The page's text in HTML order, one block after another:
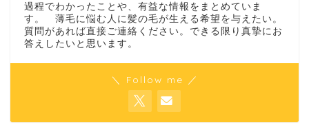
過程でわかったことや、有益な情報をまとめていま
す。 薄毛に悩む人に髪の毛が生える希望を与えたい。
質問があれば直接ご連絡ください。できる限り真摯にお
答えしたいと思います。
＼ Follow me ／